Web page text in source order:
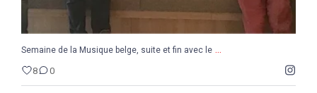
Semaine de la Musique belge, suite et fin avec le ...
8 0